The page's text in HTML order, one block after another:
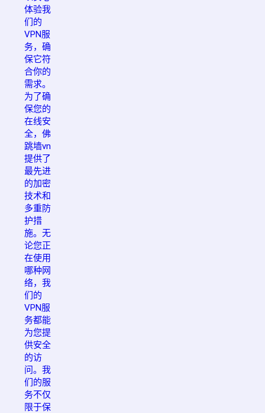
体验我
们的
VPN服
务，确
保它符
合你的
需求。
为了确
保您的
在线安
全，佛
跳墙vn
提供了
最先进
的加密
技术和
多重防
护措
施。无
论您正
在使用
哪种网
络，我
们的
VPN服
务都能
为您提
供安全
的访
问。我
们的服
务不仅
限于保